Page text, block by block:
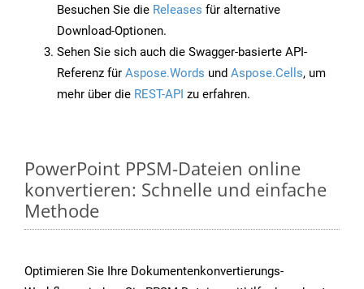
Besuchen Sie die Releases für alternative
Download-Optionen.
Sehen Sie sich auch die Swagger-basierte API-
Referenz für Aspose.Words und Aspose.Cells, um
mehr über die REST-API zu erfahren.
PowerPoint PPSM-Dateien online
konvertieren: Schnelle und einfache
Methode
Optimieren Sie Ihre Dokumentenkonvertierungs-